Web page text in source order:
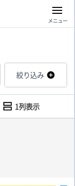
メニュー
絞り込み
1列表示